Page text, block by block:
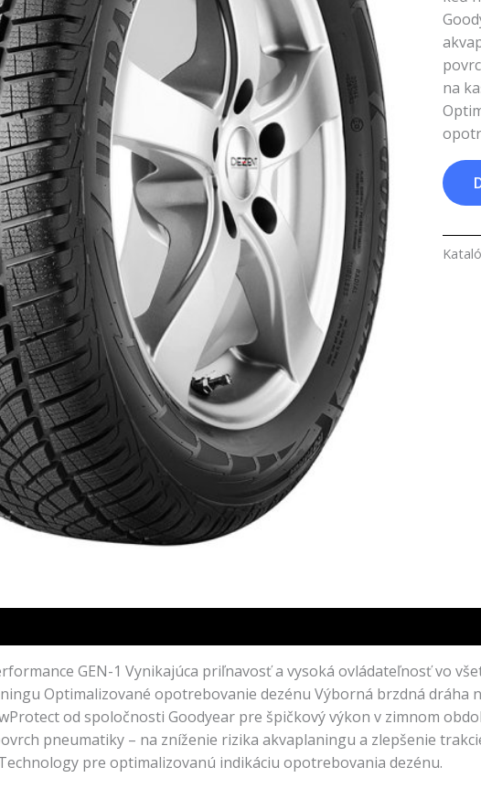
na
GEN-1 Vynikajúca priľnavosť a vysoká ovládateľnosť vo
Optimalizované opotrebovanie dezénu Výborná brzdná dráha
od spoločnosti Goodyear pre špičkový výkon v zimnom
pneumatiky – na zníženie rizika akvaplaningu a zlepšenie
pre optimalizovanú indikáciu opotrebovania dezénu.